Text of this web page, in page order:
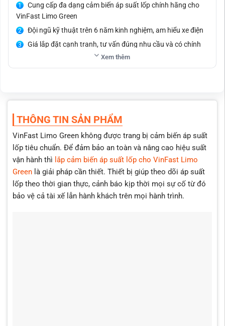
Cung cấp đa dạng cảm biến áp suất lốp chính hãng cho
VinFast Limo Green
Đội ngũ kỹ thuật trên 6 năm kinh nghiệm, am hiểu xe điện
Giá lắp đặt cạnh tranh, tư vấn đúng nhu cầu và có chính
Khách đặt lịch và check-in được giảm 5%, kèm nhiều ưu
Kết nối thông minh qua Bluetooth hoặc màn hình trung
tâm.
Tự động kích hoạt khi xe di chuyển, không cần thao tác
thủ công.
Pin bền 3–5 năm, hoạt động ổn định trong điều kiện khí
hậu Việt Nam.
Xem thêm
THÔNG TIN SẢN PHẨM
VinFast Limo Green không được trang bị cảm biến áp suất
lốp tiêu chuẩn. Để đảm bảo an toàn và nâng cao hiệu suất
vận hành thì lắp cảm biến áp suất lốp cho VinFast Limo
Greenlà giải pháp cần thiết. Thiết bị giúp theo dõi áp suất
lốp theo thời gian thực, cảnh báo kịp thời mọi sự cố từ đó
bảo vệ cả tài xế lẫn hành khách trên mọi hành trình.